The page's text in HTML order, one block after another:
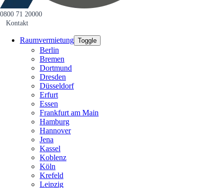
0800 71 20000
Kontakt
Raumvermietung Toggle
Berlin
Bremen
Dortmund
Dresden
Düsseldorf
Erfurt
Essen
Frankfurt am Main
Hamburg
Hannover
Jena
Kassel
Koblenz
Köln
Krefeld
Leipzig